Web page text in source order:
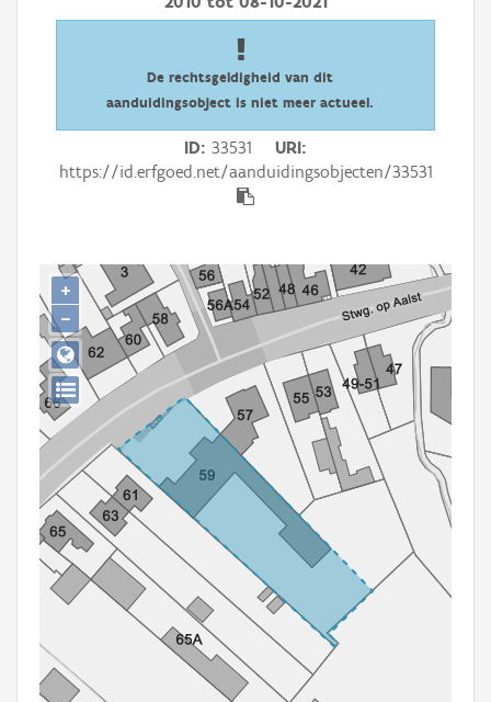
Downloads
Aanmelden
De rechtsgeldigheid van dit
aanduidingsobject is niet meer actueel.
ID 33531
URI
https://id.erfgoed.net/aanduidingsobjecten/33531
+
−